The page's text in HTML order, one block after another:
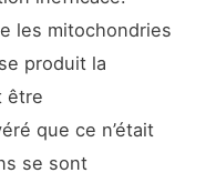
les mitochondries
produit la
être
que ce n’était
se sont